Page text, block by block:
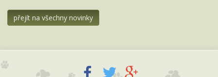
přejít na všechny novinky